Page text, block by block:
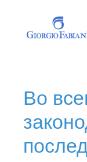
Во